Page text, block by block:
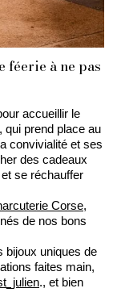
féerie à ne pas
accueillir le
qui prend place au
convivialité et ses
des cadeaux
se réchauffer
Corse,
de nos bons
bijoux uniques de
faites main,
., et bien